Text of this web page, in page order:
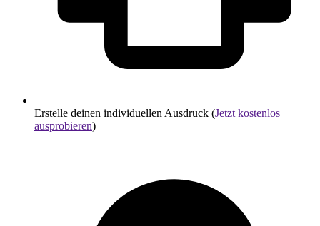
Erstelle deinen individuellen Ausdruck (Jetzt kostenlos
ausprobieren)